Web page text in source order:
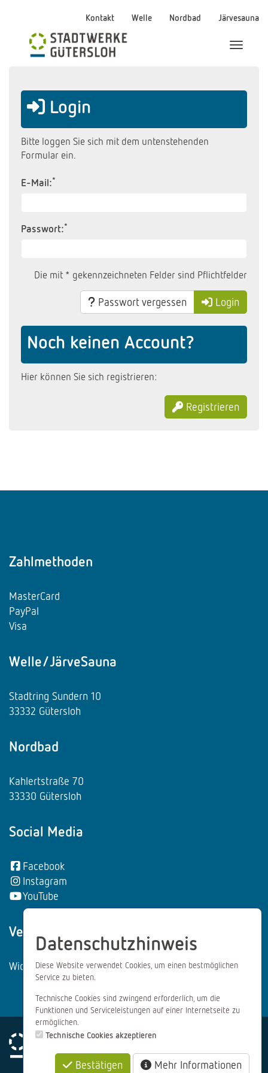
Kontakt Welle Nordbad Järvesauna
Menü
Login
Bitte loggen Sie sich mit dem untenstehenden
Formular ein.
E-Mail:*
Passwort:*
Die mit * gekennzeichneten Felder sind Pflichtfelder
Passwort vergessen Login
Noch keinen Account?
Hier können Sie sich registrieren:
Registrieren
Zahlmethoden
MasterCard
PayPal
Visa
Welle/JärveSauna
Stadtring Sundern 10
33332 Gütersloh
Nordbad
Kahlertstraße 70
33330 Gütersloh
Social Media
Facebook
Instagram
YouTube
Vertrag wiederrufen:
Widerrufsformular
Impressum Datenschutz AGB
Datenschutzhinweis
Diese Website verwendet Cookies, um einen bestmöglichen
Service zu bieten.
Technische Cookies sind zwingend erforderlich, um die
Funktionen und Serviceleistungen auf einer Internetseite zu
ermöglichen.
Technische Cookies akzeptieren
Bestätigen Mehr Informationen